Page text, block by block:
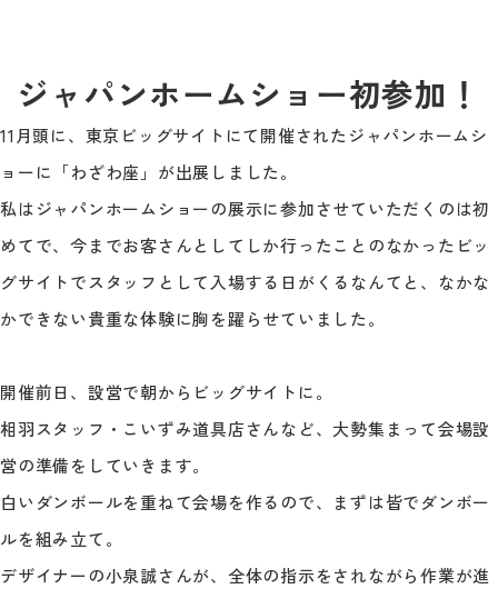
ジャパンホームショー初参加！
11月頭に、東京ビッグサイトにて開催されたジャパンホームシ
ョーに「わざわ座」が出展しました。
私はジャパンホームショーの展示に参加させていただくのは初
めてで、今までお客さんとしてしか行ったことのなかったビッ
グサイトでスタッフとして入場する日がくるなんてと、なかな
かできない貴重な体験に胸を躍らせていました。
開催前日、設営で朝からビッグサイトに。
相羽スタッフ・こいずみ道具店さんなど、大勢集まって会場設
営の準備をしていきます。
白いダンボールを重ねて会場を作るので、まずは皆でダンボー
ルを組み立て。
デザイナーの小泉誠さんが、全体の指示をされながら作業が進